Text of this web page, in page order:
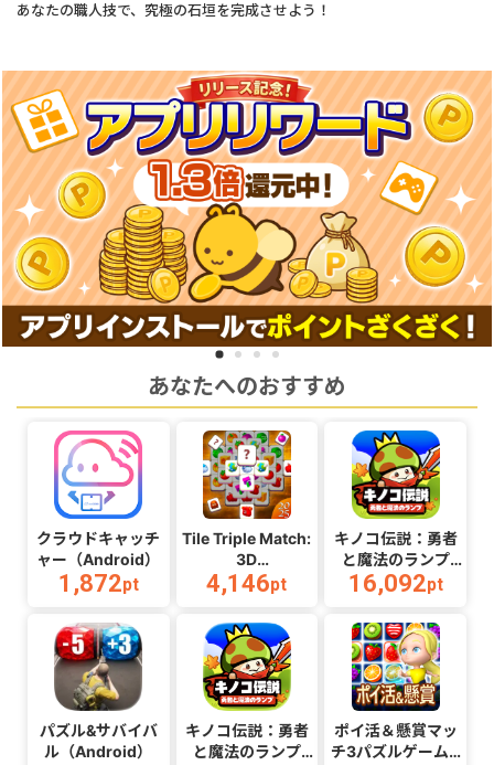
あなたの職人技で、究極の石垣を完成させよう！
あなたへのおすすめ
クラウドキャッチ
ャー（Android）
1,872pt
Tile Triple Match:
3D
puzzle（Android）
4,146pt
キノコ伝説：勇者
と魔法のランプ
（Android）
16,092pt
パズル&サバイバ
ル（Android）
キノコ伝説：勇者
と魔法のランプ
ポイ活＆懸賞マッ
チ3パズルゲーム -